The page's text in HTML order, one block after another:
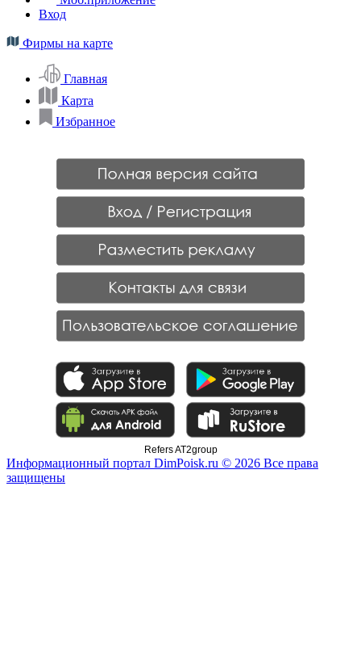
Вход
Фирмы на карте
Главная
Карта
Избранное
Refers AT2group
Информационный портал DimPoisk.ru © 2026 Все права
защищены